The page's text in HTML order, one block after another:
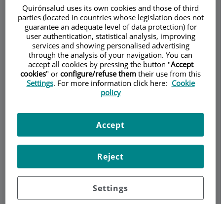
ALLERGOLOGYOTORHINOLARYNGOLOGY
Description ServicesTeamContactRelevant details
Make an appointment
Sinusitis crónica
Quirónsalud uses its own cookies and those of third
parties (located in countries whose legislation does not
guarantee an adequate level of data protection) for
user authentication, statistical analysis, improving
services and showing personalised advertising
through the analysis of your navigation. You can
accept all cookies by pressing the button "Accept
cookies" or configure/refuse them their use from this
Settings. For more information click here: Cookie
policy
Settings
Reject
Accept